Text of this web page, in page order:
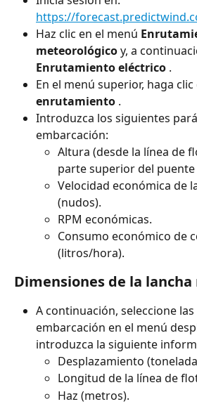
https://
Haz clic en el menú
meteorológico y, a
Enrutamiento eléctrico .
En el menú superior, haga clic
enrutamiento .
Introduzca los siguientes
embarcación:
Altura (desde la línea de
parte superior del
Velocidad económica de
(nudos).
RPM económicas.
Consumo económico de
(litros/hora).
Dimensiones de la
A continuación, seleccione
embarcación en el menú
introduzca la siguiente
Desplazamiento
Longitud de la línea de
Haz (metros).